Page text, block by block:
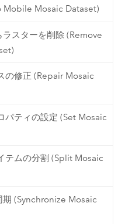
Mobile Mosaic Dataset)
スターを削除 (Remove
の修正 (Repair Mosaic
パティの設定 (Set Mosaic
テムの分割 (Split Mosaic
(Synchronize Mosaic